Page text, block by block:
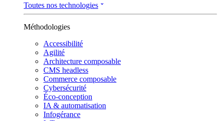
Toutes nos technologies
Méthodologies
Accessibilité
Agilité
Architecture composable
CMS headless
Commerce composable
Cybersécurité
Éco-conception
IA & automatisation
Infogérance